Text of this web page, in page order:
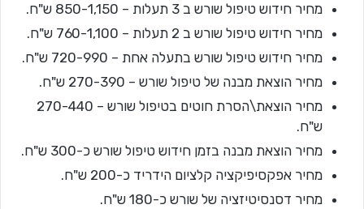
מחיר חידוש טיפול שורש ב 3 תעלות – 850-1,150 ש"ח.
מחיר חידוש טיפול שורש ב 2 תעלות – 760-1,100 ש"ח.
מחיר חידוש טיפול שורש בתעלה אחת – 720-990 ש"ח.
מחיר הוצאת מבנה של טיפול שורש – 270-390 ש"ח.
מחיר הוצאת\הסרת חוטים בטיפול שורש – 270-440
ש"ח.
מחיר הוצאת מבנה בזמן חידוש טיפול שורש כ-300 ש"ח.
מחיר אפקסיפיקציה קלציום הידריד כ-200 ש"ח.
מחיר דסנסיטיזציה של שורש כ-180 ש"ח.